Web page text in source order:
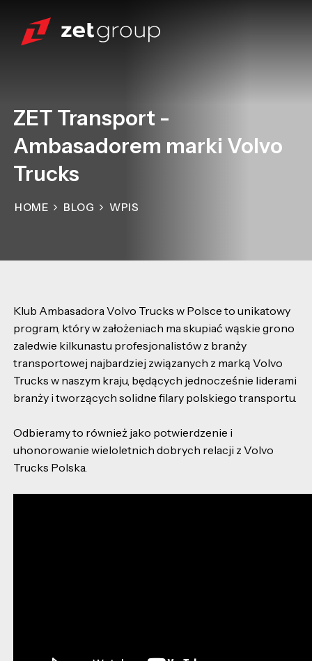
ZET Transport -
Ambasadorem marki Volvo
Trucks
HOME BLOG WPIS
Klub Ambasadora Volvo Trucks w Polsce to unikatowy
program, który w założeniach ma skupiać wąskie grono
zaledwie kilkunastu profesjonalistów z branży
transportowej najbardziej związanych z marką Volvo
Trucks w naszym kraju, będących jednocześnie liderami
branży i tworzących solidne filary polskiego transportu.
Odbieramy to również jako potwierdzenie i
uhonorowanie wieloletnich dobrych relacji z Volvo
Trucks Polska.